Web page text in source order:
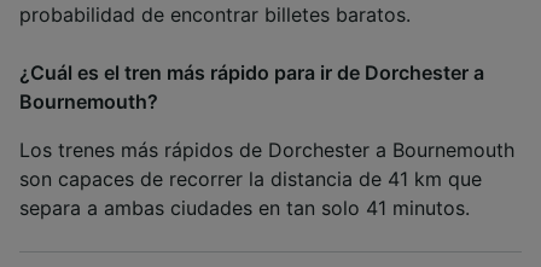
probabilidad de encontrar billetes baratos.
¿Cuál es el tren más rápido para ir de Dorchester a
Bournemouth?
Los trenes más rápidos de Dorchester a Bournemouth
son capaces de recorrer la distancia de 41 km que
separa a ambas ciudades en tan solo 41 minutos.